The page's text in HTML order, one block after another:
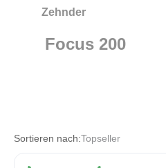
Zehnder
Focus 200
Sortieren nach: